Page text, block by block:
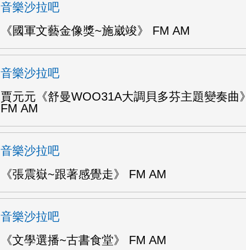
音樂沙拉吧
《國軍文藝金像獎~施崴竣》 FM AM
音樂沙拉吧
賈元元《舒曼WOO31A大調貝多芬主題變奏曲》
FM AM
音樂沙拉吧
《張震嶽~跟著感覺走》 FM AM
音樂沙拉吧
《文學選播~古書食堂》 FM AM